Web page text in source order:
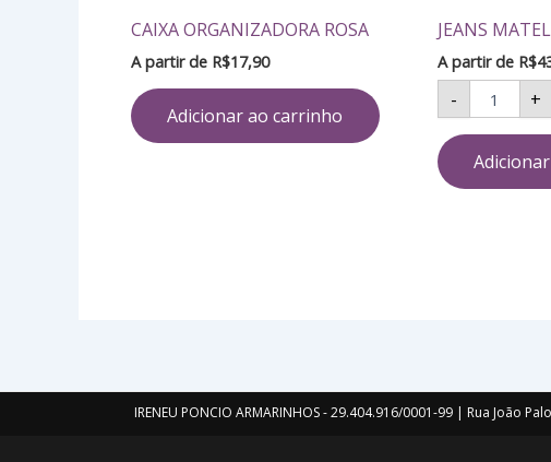
CAIXA ORGANIZADORA ROSA
A partir de R$17,90
Adicionar ao carrinho
JEANS
A partir de R$
-
quantidade
+
IRENEU PONCIO ARMARINHOS - 29.404.916/0001-99 | Rua